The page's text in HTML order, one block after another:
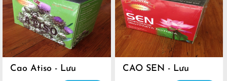
Cao Atiso - Lưu
CAO SEN - Lưu